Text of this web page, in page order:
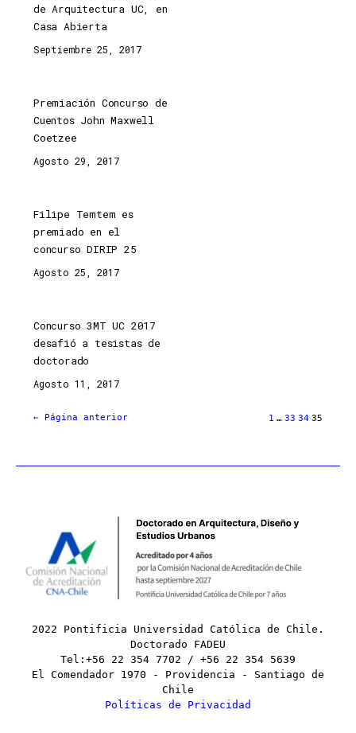
de Arquitectura UC, en
Casa Abierta
Septiembre 25, 2017
Premiación Concurso de
Cuentos John Maxwell
Coetzee
Agosto 29, 2017
Filipe Temtem es
premiado en el
concurso DIRIP 25
Agosto 25, 2017
Concurso 3MT UC 2017
desafió a tesistas de
doctorado
Agosto 11, 2017
← Página anterior 1 … 33 34 35
2022 Pontificia Universidad Católica de Chile.
Doctorado FADEU
Tel:+56 22 354 7702 / +56 22 354 5639
El Comendador 1970 - Providencia - Santiago de
Chile
Políticas de Privacidad